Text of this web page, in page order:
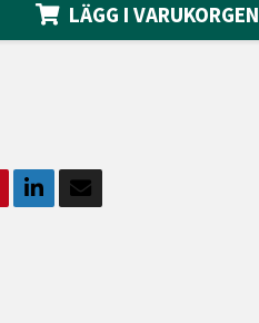
LÄGG I VARUKORGEN